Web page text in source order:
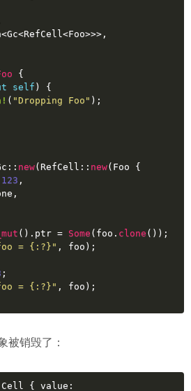
<Gc<RefCell<Foo>>>,
{
self ) {
( "Dropping Foo" );
new(RefCell:: new(Foo {
123 ,
,
().ptr = Some (foo. clone ());
= {:?}" , foo);
;
= {:?}" , foo);
被销毁了：
{ value: